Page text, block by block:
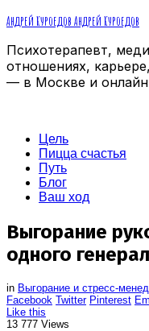
Андрей Куроедов Андрей Куроедов
Психотерапевт,
отношениях,
— в Москве и
Цель
Пицца счастья
Путь
Блог
Ваш ход
Выгорание
одного
in Выгорание и стресс-
Facebook Twitter Pinterest
Like this
13 777 Views